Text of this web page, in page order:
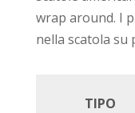
wrap around. I
nella scatola su
TIPO